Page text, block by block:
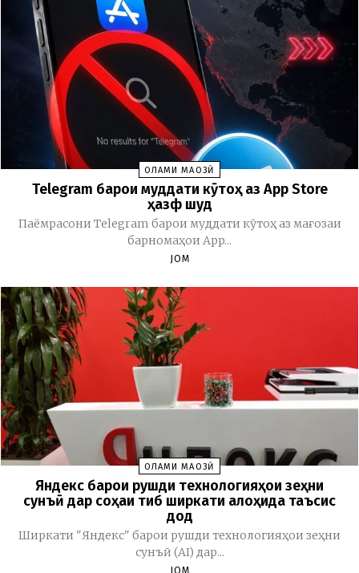
ОЛАМИ МАҶОЗӢ
Telegram барои муддати кӯтоҳ аз App Store
ҳазф шуд
Паёмрасони Telegram барои муддати кӯтоҳ аз мағозаи
барномаҳои App...
JOM
ОЛАМИ МАҶОЗӢ
Яндекс барои рушди технологияҳои зеҳни
сунъӣ дар соҳаи тиб ширкати алоҳида таъсис
дод
Ширкати "Яндекс" барои рушди технологияҳои зеҳни
сунъӣ (AI) дар...
JOM